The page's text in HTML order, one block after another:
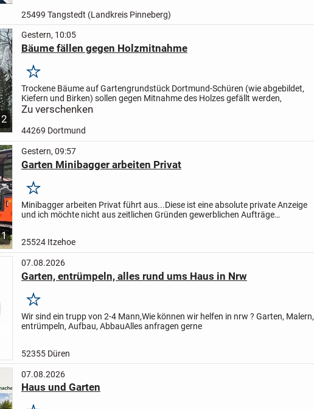
25499 Tangstedt (Landkreis Pinneberg)
2
Gestern, 10:05
Bäume fällen gegen Holzmitnahme
Merken
Trockene Bäume auf Gartengrundstück Dortmund-Schüren (wie abgebildet,
Kiefern und Birken) sollen gegen Mitnahme des Holzes gefällt werden,
Zu verschenken
44269 Dortmund
1
Gestern, 09:57
Garten Minibagger arbeiten Privat
Merken
Minibagger arbeiten Privat führt aus...Diese ist eine absolute private Anzeige
und ich möchte nicht aus zeitlichen Gründen gewerblichen Aufträge
25524 Itzehoe
07.08.2026
Garten, entrümpeln, alles rund ums Haus in Nrw
Merken
Wir sind ein trupp von 2-4 Mann,Wie können wir helfen in nrw ? Garten, Malern,
entrümpeln, Aufbau, AbbauAlles anfragen gerne
52355 Düren
07.08.2026
Haus und Garten